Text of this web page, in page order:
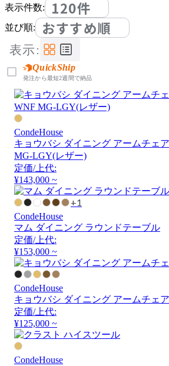
表示件数:
120件
並び順: おすすめ順
表示:
QuickShip
発注から最短2週間で納品
CondeHouse
キョウバシ ダイニング アームチェ
MG-LGY(レザー)
定価/上代:
¥143,000 ~
+1
CondeHouse
マム ダイニング ラウンドテーブル
定価/上代:
¥153,000 ~
CondeHouse
キョウバシ ダイニング アームチェ
定価/上代:
¥125,000 ~
CondeHouse